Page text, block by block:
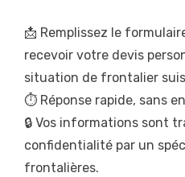
📩 Remplissez le
recevoir votre devis
situation de frontalier
⏱️ Réponse rapide, sans
🔒 Vos informations sont
confidentialité par un
frontalières.